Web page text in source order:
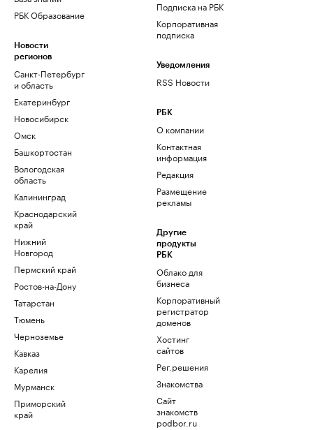
РБК Образование
Новости
регионов
Санкт-Петербург
и область
Екатеринбург
Новосибирск
Омск
Башкортостан
Вологодская
область
Калининград
Краснодарский
край
Нижний
Новгород
Пермский край
Ростов-на-Дону
Татарстан
Тюмень
Черноземье
Кавказ
Карелия
Мурманск
Приморский
край
Подписка на РБК
Корпоративная
подписка
Уведомления
RSS Новости
РБК
О компании
Контактная
информация
Редакция
Размещение
рекламы
Другие
продукты
РБК
Облако для
бизнеса
Корпоративный
регистратор
доменов
Хостинг
сайтов
Рег.решения
Знакомства
Сайт
знакомств
podbor.ru